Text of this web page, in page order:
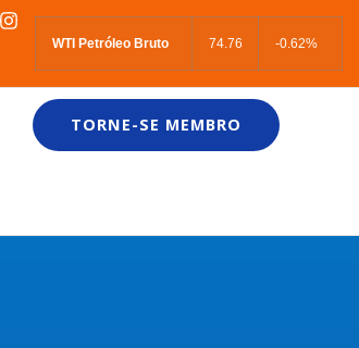
WTI Petróleo Bruto 74.76 -0.62%
TORNE-SE MEMBRO